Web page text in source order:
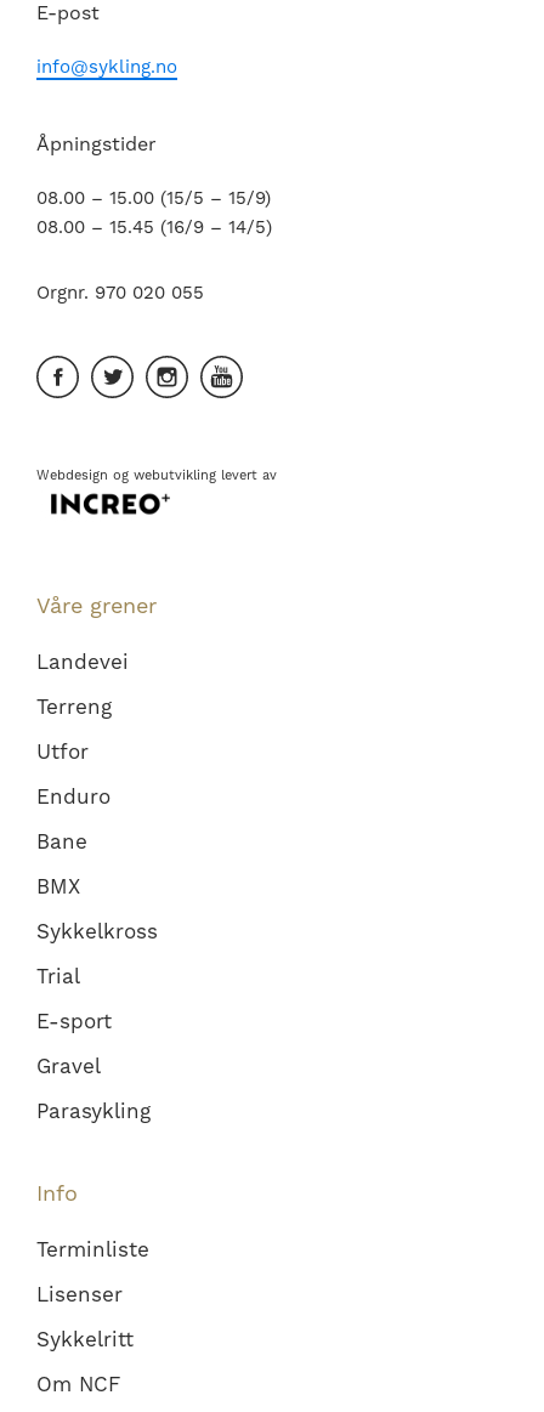
E-post
info@sykling.no
Åpningstider
08.00 – 15.00 (15/5 – 15/9)
08.00 – 15.45 (16/9 – 14/5)
Orgnr. 970 020 055
Webdesign og webutvikling levert av
Våre grener
Landevei
Terreng
Utfor
Enduro
Bane
BMX
Sykkelkross
Trial
E-sport
Gravel
Parasykling
Info
Terminliste
Lisenser
Sykkelritt
Om NCF